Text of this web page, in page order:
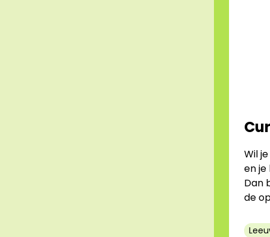
Wil
en je
Dan
de